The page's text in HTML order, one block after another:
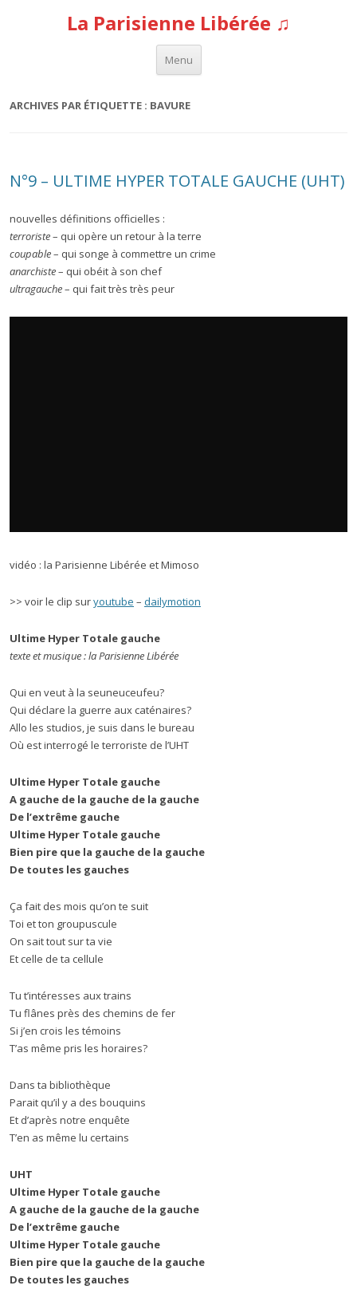
La Parisienne Libérée ♫
Menu
Aller au contenu
ARCHIVES PAR ÉTIQUETTE : BAVURE
N°9 – ULTIME HYPER TOTALE GAUCHE (UHT)
nouvelles définitions officielles :
terroriste– qui opère un retour à la terre
coupable– qui songe à commettre un crime
anarchiste– qui obéit à son chef
ultragauche– qui fait très très peur
vidéo : la Parisienne Libérée et Mimoso
>> voir le clip suryoutube – dailymotion
Ultime Hyper Totale gauche
texte et musique : la Parisienne Libérée
Qui en veut à la seuneuceufeu?
Qui déclare la guerre aux caténaires?
Allo les studios, je suis dans le bureau
Où est interrogé le terroriste de l’UHT
Ultime Hyper Totale gauche
A gauche de la gauche de la gauche
De l’extrême gauche
Ultime Hyper Totale gauche
Bien pire que la gauche de la gauche
De toutes les gauches
Ça fait des mois qu’on te suit
Toi et ton groupuscule
On sait tout sur ta vie
Et celle de ta cellule
Tu t’intéresses aux trains
Tu flânes près des chemins de fer
Si j’en crois les témoins
T’as même pris les horaires?
Dans ta bibliothèque
Parait qu’il y a des bouquins
Et d’après notre enquête
T’en as même lu certains
UHT
Ultime Hyper Totale gauche
A gauche de la gauche de la gauche
De l’extrême gauche
Ultime Hyper Totale gauche
Bien pire que la gauche de la gauche
De toutes les gauches